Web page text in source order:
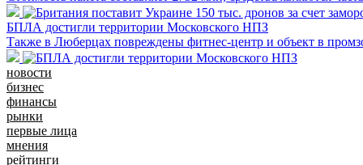
БПЛА достигли территории Московского НПЗ
Также в Люберцах повреждены фитнес-центр и объект в
новости
бизнес
финансы
рынки
первые лица
мнения
рейтинги